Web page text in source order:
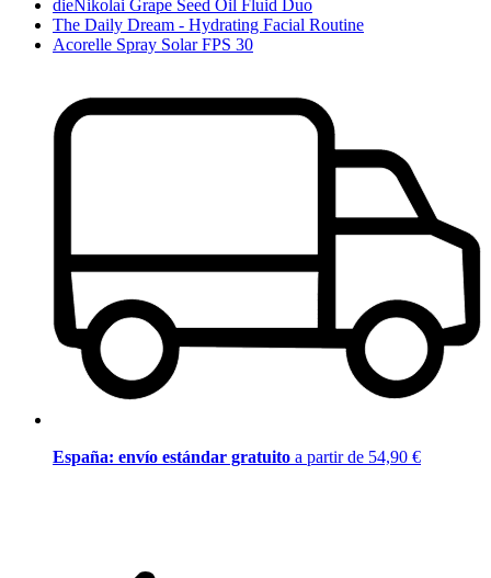
dieNikolai Grape Seed Oil Fluid Duo
The Daily Dream - Hydrating Facial Routine
Acorelle Spray Solar FPS 30
España: envío estándar gratuito a partir de 54,90 €